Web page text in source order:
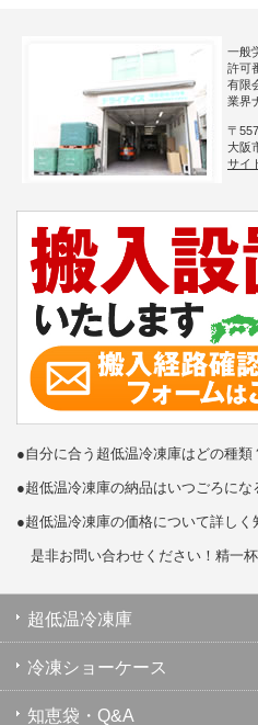
一般
許可
有限
業界
〒
大阪
サイ
●自分に合う超低温冷凍庫はどの種類
●超低温冷凍庫の納品はいつごろにな
●超低温冷凍庫の価格について詳しく
是非お問い合わせください！精一杯
超低温冷凍庫
冷凍ショーケース
知恵袋・Q&A